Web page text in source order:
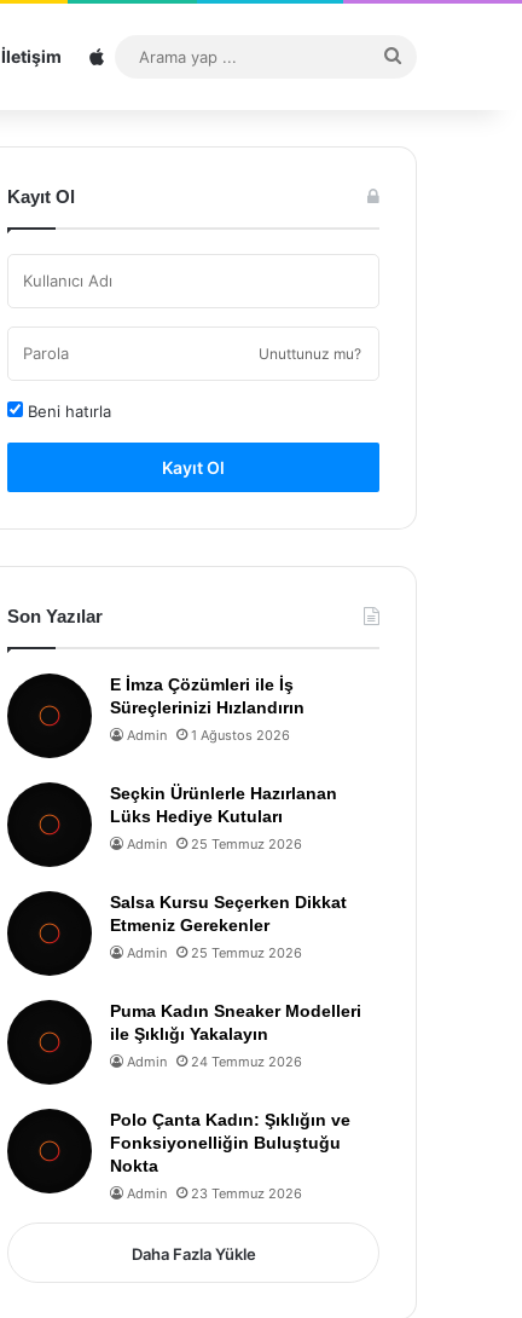
İletişim Sitemap
...
Kayıt Ol
Unuttunuz mu?
Beni hatırla
Kayıt Ol
Son Yazılar
E İmza Çözümleri ile İş
Süreçlerinizi Hızlandırın
Admin 1 Ağustos 2026
Seçkin Ürünlerle Hazırlanan
Lüks Hediye Kutuları
Admin 25 Temmuz 2026
Salsa Kursu Seçerken Dikkat
Etmeniz Gerekenler
Admin 25 Temmuz 2026
Puma Kadın Sneaker Modelleri
ile Şıklığı Yakalayın
Admin 24 Temmuz 2026
Polo Çanta Kadın: Şıklığın ve
Fonksiyonelliğin Buluştuğu
Nokta
Admin 23 Temmuz 2026
Daha Fazla Yükle